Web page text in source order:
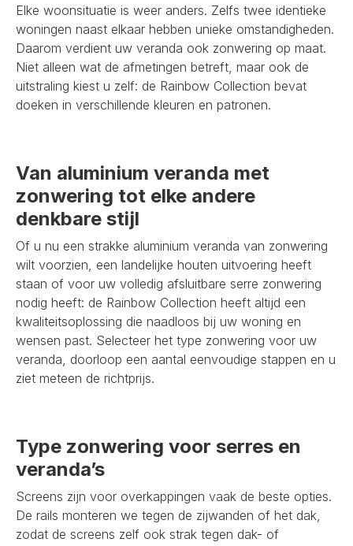
Elke woonsituatie is weer anders. Zelfs twee identieke
woningen naast elkaar hebben unieke omstandigheden.
Daarom verdient uw veranda ook zonwering op maat.
Niet alleen wat de afmetingen betreft, maar ook de
uitstraling kiest u zelf: de Rainbow Collection bevat
doeken in verschillende kleuren en patronen.
Van aluminium veranda met
zonwering tot elke andere
denkbare stijl
Of u nu een strakke aluminium veranda van zonwering
wilt voorzien, een landelijke houten uitvoering heeft
staan of voor uw volledig afsluitbare serre zonwering
nodig heeft: de Rainbow Collection heeft altijd een
kwaliteitsoplossing die naadloos bij uw woning en
wensen past. Selecteer het type zonwering voor uw
veranda, doorloop een aantal eenvoudige stappen en u
ziet meteen de richtprijs.
Type zonwering voor serres en
veranda’s
Screens zijn voor overkappingen vaak de beste opties.
De rails monteren we tegen de zijwanden of het dak,
zodat de screens zelf ook strak tegen dak- of